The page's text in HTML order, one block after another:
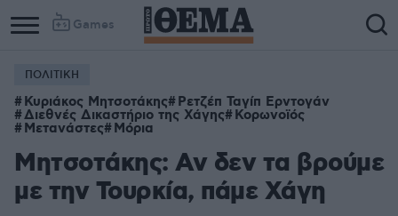
Games
ΠΟΛΙΤΙΚΗ
Κυριάκος Μητσοτάκης Ρετζέπ Ταγίπ Ερντογάν
Διεθνές Δικαστήριο της Χάγης Κορωνοϊός
Μετανάστες Μόρια
Μητσοτάκης: Αν δεν τα βρούμε
με την Τουρκία, πάμε Χάγη